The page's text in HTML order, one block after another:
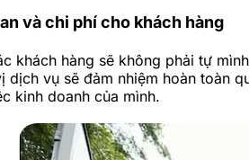
và chi phí cho khách hàng
khách hàng sẽ không phải tự
dịch vụ sẽ đảm nhiệm hoàn toàn
kinh doanh của mình.